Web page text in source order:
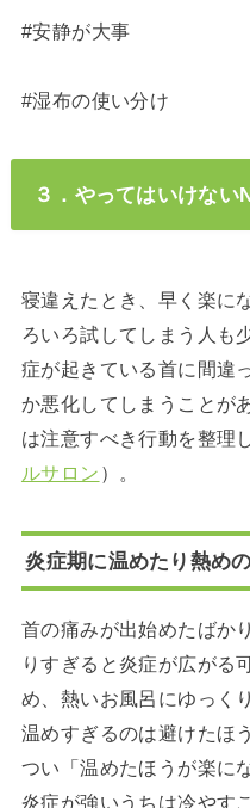
#安静が大事
#湿布の使い分け
３．やってはいけない
寝違えたとき、早く楽に
ろいろ試してしまう人も
症が起きている首に間違
か悪化してしまうことが
は注意すべき行動を整理
ルサロン ）。
炎症期に温めたり熱め
首の痛みが出始めたばか
りすぎると炎症が広がる
め、熱いお風呂にゆっく
温めすぎるのは避けたほ
つい「温めたほうが楽に
炎症が強いうちは冷やす